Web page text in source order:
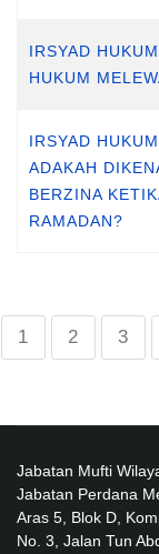
IRSYAD
HUKUM
IRSYAD
ADAKAH
BERZINA
RAMADAN?
1 2 3
Jabatan Mufti
Jabatan Perdana
Aras 5, Blok D,
No. 3, Jalan Tun